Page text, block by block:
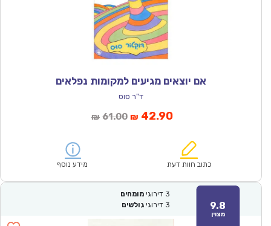
אם יוצאים מגיעים למקומות נפלאים
ד"ר סוס
₪ 61.00המחיר
₪61.00.
₪ 42.90המחיר
הוא:
כתוב חוות דעת מידע נוסף
9.8
מצוין
3 דירוגי מומחים
3 דירוגי גולשים